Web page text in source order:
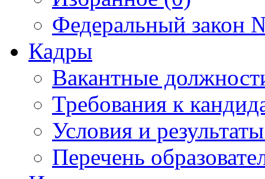
Федеральный закон
Кадры
Вакантные
Требования к
Условия и
Перечень